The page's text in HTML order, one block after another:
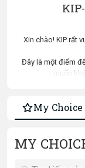
Xin chào! KIP rất
Đây là một điểm
muốn
kinh doanh, lịch
chúng tôi đảm bảo
My Choice
MY